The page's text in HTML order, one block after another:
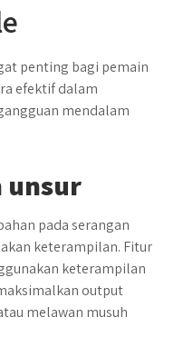
penting bagi pemain
efektif dalam
mendalam
unsur
pada serangan
keterampilan. Fitur
keterampilan
output
melawan musuh